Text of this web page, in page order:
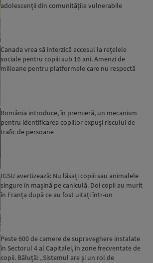
adolescenții din comunitățile vulnerabile
Canada vrea să interzică accesul la rețelele
sociale pentru copiii sub 16 ani. Amenzi de
milioane pentru platformele care nu respectă
România introduce, în premieră, un mecanism
pentru identificarea copiilor expuși riscului de
trafic de persoane
IGSU avertizează: Nu lăsați copiii sau animalele
singure în mașină pe caniculă. Doi copii au murit
în Franța după ce au fost uitați într-un
Peste 600 de camere de supraveghere instalate
în Sectorul 4 al Capitalei, în zone frecventate de
copii. Băluță: „Sistemul are și un rol de